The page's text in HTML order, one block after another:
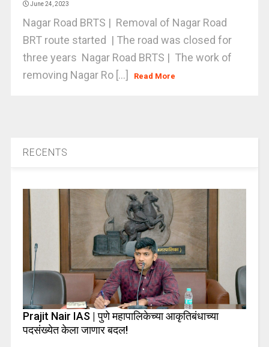
June 24, 2023
Nagar Road BRTS | Removal of Nagar Road
BRT route started | The road was closed for
three years Nagar Road BRTS | The work of
removing Nagar Ro [...]
Read More
RECENTS
Prajit Nair IAS | पुणे महापालिकेच्या आकृतिबंधाच्या
पदसंख्येत केला जाणार बदल!